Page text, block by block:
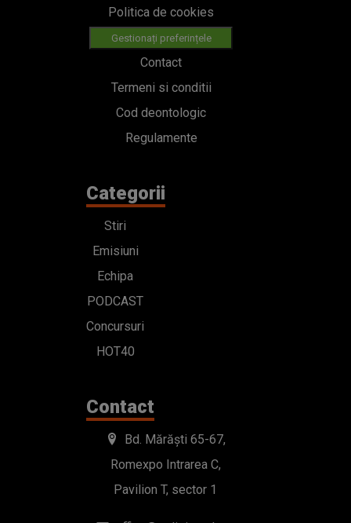
Politica de cookies
Gestionați preferințele
Contact
Termeni si conditii
Cod deontologic
Regulamente
Categorii
Stiri
Emisiuni
Echipa
PODCAST
Concursuri
HOT40
Contact
Bd. Mărăști 65-67,
Romexpo Intrarea C,
Pavilion T, sector 1